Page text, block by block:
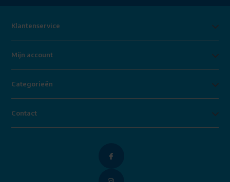
Klantenservice
Mijn account
Categorieën
Contact